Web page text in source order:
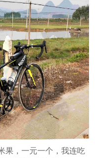
果，一元一个，我连吃